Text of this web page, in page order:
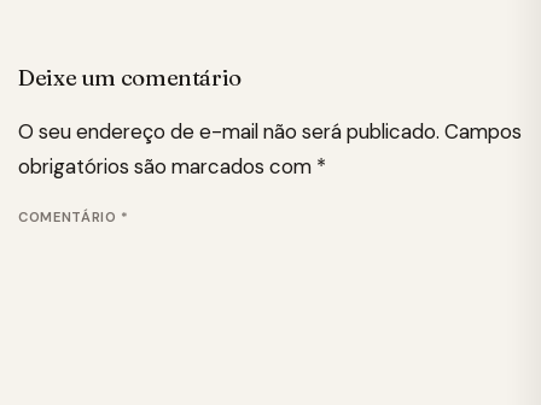
Deixe um comentário
O seu endereço de e-mail não será publicado. Campos
obrigatórios são marcados com *
COMENTÁRIO *